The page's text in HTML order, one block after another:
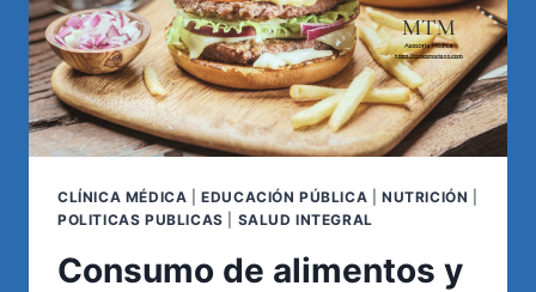
CLÍNICA MÉDICA |EDUCACIÓN PÚBLICA |NUTRICIÓN
POLITICAS PUBLICAS
SALUD INTEGRAL
Consumo de alimentos y